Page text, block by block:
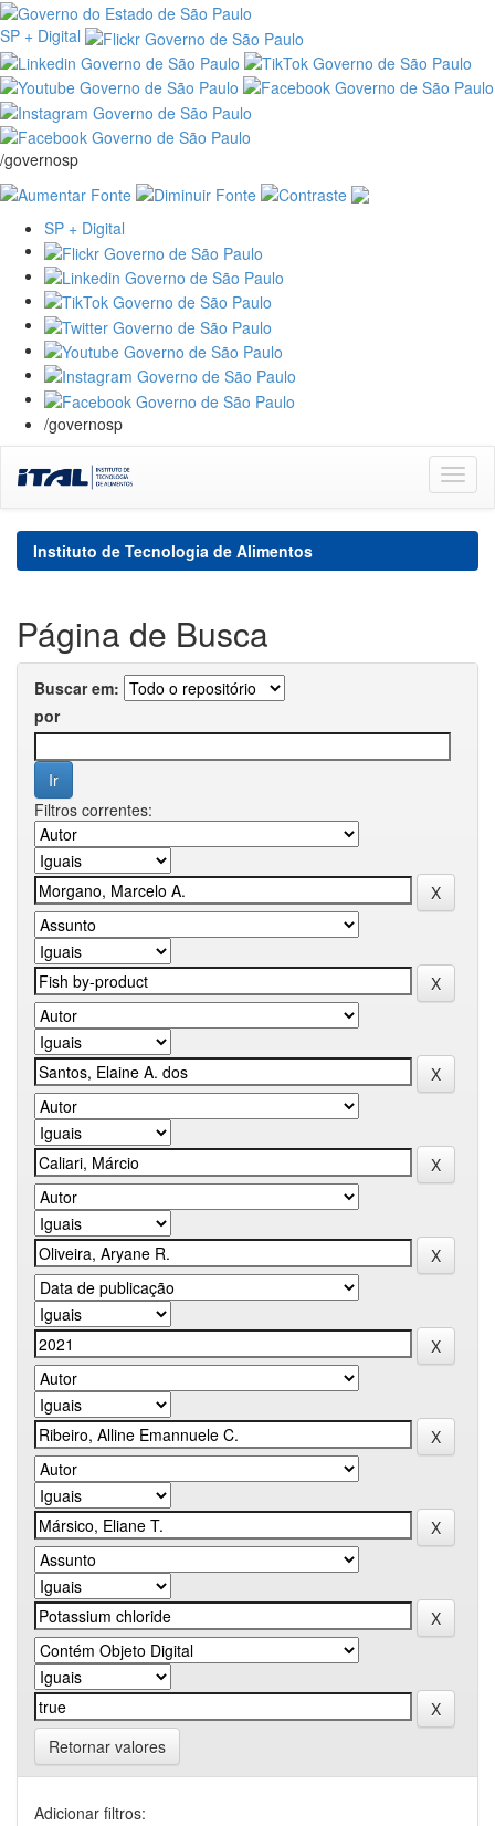
SP + Digital
/governosp
SP + Digital
/governosp
navigation
Instituto de Tecnologia de Alimentos
Página de Busca
Buscar em:
por
Filtros correntes:
Retornar valores
Adicionar filtros: